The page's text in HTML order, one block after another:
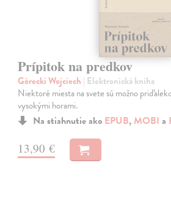
Prípitok na predkov
Górecki Wojciech | Elektronická kniha
Niektoré miesta na svete sú možno
vysokými horami.
Na stiahnutie ako EPUB, MOBI a
13,90 €